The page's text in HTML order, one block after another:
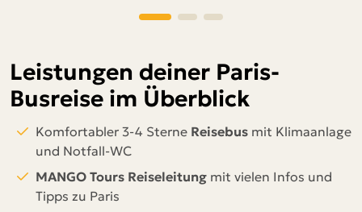
Leistungen deiner Paris-
Busreise im Überblick
Komfortabler 3-4 Sterne Reisebus mit Klimaanlage
und Notfall-WC
MANGO Tours Reiseleitung mit vielen Infos und
Tipps zu Paris